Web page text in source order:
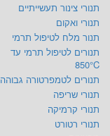
תנורי צינור תעשייתיים
תנורי ואקום
תנור מלח לטיפול תרמי
תנורים לטיפול תרמי עד
850°C
תנורים לטמפרטורה גבוהה
תנורי שריפה
תנורי קרמיקה
תנורי רטורט